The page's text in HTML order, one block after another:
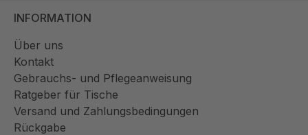
INFORMATION
Über uns
Kontakt
Gebrauchs- und Pflegeanweisung
Ratgeber für Tische
Versand und Zahlungsbedingungen
Rückgabe